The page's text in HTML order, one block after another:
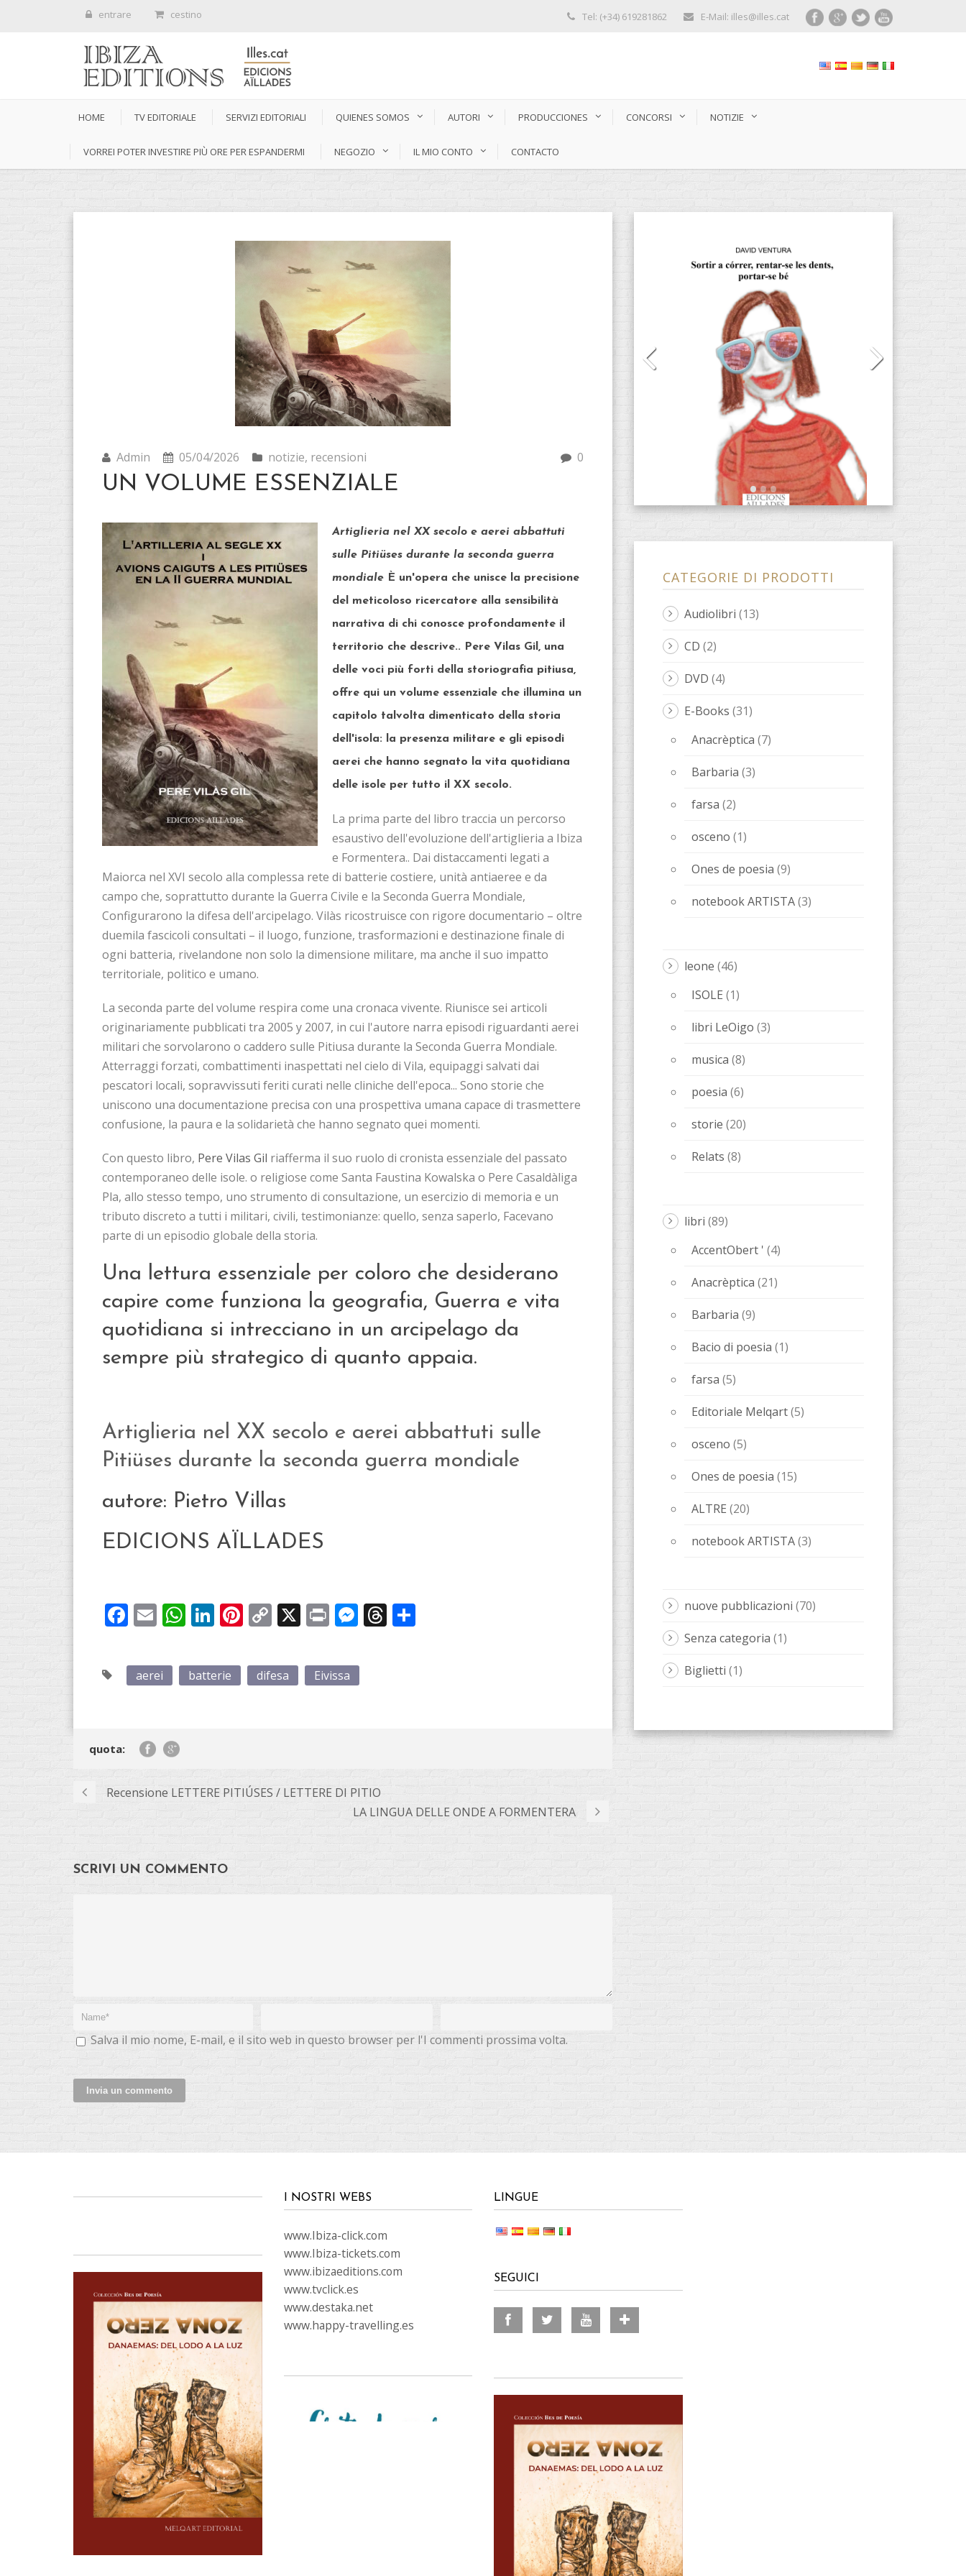
entrare cestino Tel: (+34) 619281862 E-Mail: illes@illes.cat
HOME TV EDITORIALE SERVIZI EDITORIALI QUIENES SOMOS AUTORI PRODUCCIONES CONCORSI NOTIZIE
VORREI POTER INVESTIRE PIÙ ORE PER ESPANDERMI NEGOZIO IL MIO CONTO CONTACTO
Admin 05/04/2026 notizie, recensioni 0
UN VOLUME ESSENZIALE
Artiglieria nel XX secolo e aerei abbattuti
sulle Pitiüses durante la seconda guerra
mondiale È un'opera che unisce la precisione
del meticoloso ricercatore alla sensibilità
narrativa di chi conosce profondamente il
territorio che descrive.. Pere Vilas Gil, una
delle voci più forti della storiografia pitiusa,
offre qui un volume essenziale che illumina un
capitolo talvolta dimenticato della storia
dell'isola: la presenza militare e gli episodi
aerei che hanno segnato la vita quotidiana
delle isole per tutto il XX secolo.
La prima parte del libro traccia un percorso
esaustivo dell'evoluzione dell'artiglieria a Ibiza
e Formentera.. Dai distaccamenti legati a
Maiorca nel XVI secolo alla complessa rete di batterie costiere, unità antiaeree e da
campo che, soprattutto durante la Guerra Civile e la Seconda Guerra Mondiale,
Configurarono la difesa dell'arcipelago. Vilàs ricostruisce con rigore documentario – oltre
duemila fascicoli consultati – il luogo, funzione, trasformazioni e destinazione finale di
ogni batteria, rivelandone non solo la dimensione militare, ma anche il suo impatto
territoriale, politico e umano.
La seconda parte del volume respira come una cronaca vivente. Riunisce sei articoli
originariamente pubblicati tra 2005 y 2007, in cui l'autore narra episodi riguardanti aerei
militari che sorvolarono o caddero sulle Pitiusa durante la Seconda Guerra Mondiale.
Atterraggi forzati, combattimenti inaspettati nel cielo di Vila, equipaggi salvati dai
pescatori locali, sopravvissuti feriti curati nelle cliniche dell'epoca... Sono storie che
uniscono una documentazione precisa con una prospettiva umana capace di trasmettere
confusione, la paura e la solidarietà che hanno segnato quei momenti.
Con questo libro, Pere Vilas Gil riafferma il suo ruolo di cronista essenziale del passato
contemporaneo delle isole. o religiose come Santa Faustina Kowalska o Pere Casaldàliga
Pla, allo stesso tempo, uno strumento di consultazione, un esercizio di memoria e un
tributo discreto a tutti i militari, civili, testimonianze: quello, senza saperlo, Facevano
parte di un episodio globale della storia.
Una lettura essenziale per coloro che desiderano
capire come funziona la geografia, Guerra e vita
quotidiana si intrecciano in un arcipelago da
sempre più strategico di quanto appaia.
Artiglieria nel XX secolo e aerei abbattuti sulle
Pitiüses durante la seconda guerra mondiale
autore: Pietro Villas
EDICIONS AÏLLADES
Facebook
EmailWhatsApp
LinkedIn
Pinterest
Copy
X PrintMessenger
Threads
aerei batterie difesa Eivissa
quota:
Recensione LETTERE PITIÚSES / LETTERE DI PITIO
LA LINGUA DELLE ONDE A FORMENTERA
SCRIVI UN COMMENTO
Salva il mio nome, E-mail, e il sito web in questo browser per l'I commenti prossima volta.
CATEGORIE DI PRODOTTI
Audiolibri (13)
CD (2)
DVD (4)
E-Books (31)
Anacrèptica (7)
Barbaria (3)
farsa (2)
osceno (1)
Ones de poesia (9)
notebook ARTISTA(3)
leone (46)
ISOLE (1)
libri LeOigo (3)
musica (8)
poesia (6)
storie (20)
Relats (8)
libri (89)
AccentObert ' (4)
Anacrèptica (21)
Barbaria (9)
Bacio di poesia (1)
farsa (5)
Editoriale Melqart(5)
osceno (5)
Ones de poesia (15)
ALTRE (20)
notebook ARTISTA(3)
nuove pubblicazioni (70)
Senza categoria (1)
Biglietti (1)
I NOSTRI WEBS
www.Ibiza-click.com
www.Ibiza-tickets.com
www.ibizaeditions.com
www.tvclick.es
www.destaka.net
www.happy-travelling.es
LINGUE
SEGUICI